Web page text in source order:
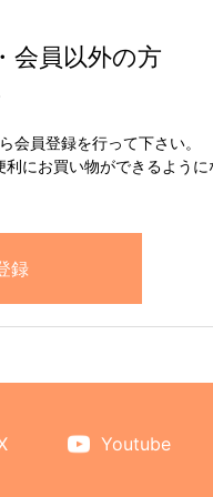
会員以外の方
会員登録を行って下さい。
にお買い物ができるよう
Youtube